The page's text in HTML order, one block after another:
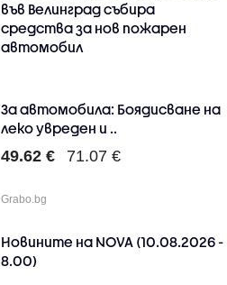
във Велинград събира
средства за нов пожарен
автомобил
За автомобила: Боядисване на
леко увреден и ..
49.62 € 71.07 €
Grabo.bg
Новините на NOVA (10.08.2026 -
8.00)